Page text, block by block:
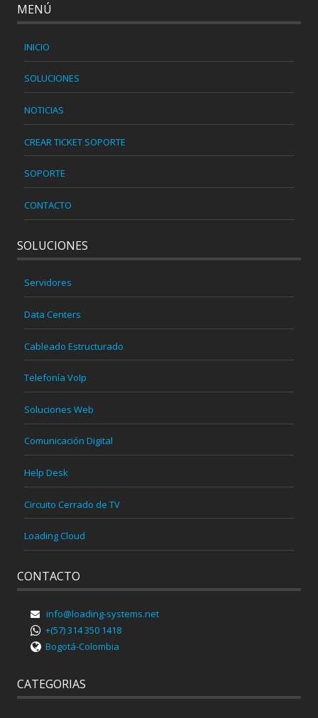
MENÚ
INICIO
SOLUCIONES
NOTICIAS
CREAR TICKET SOPORTE
SOPORTE
CONTACTO
SOLUCIONES
Servidores
Data Centers
Cableado Estructurado
Telefonía VoIp
Soluciones Web
Comunicación Digital
Help Desk
Circuito Cerrado de TV
Loading Cloud
CONTACTO
info@loading-systems.net
+(57) 314 350 1418
Bogotá-Colombia
CATEGORIAS